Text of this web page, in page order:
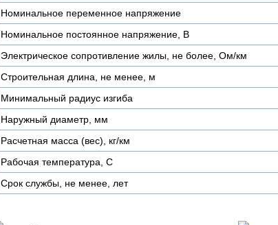
Номинальное переменное напряжение
Номинальное постоянное напряжение, В
Электрическое сопротивление жилы, не более, Ом/км
Строительная длина, не менее, м
Минимальный радиус изгиба
Наружный диаметр, мм
Расчетная масса (вес), кг/км
Рабочая температура, C
Срок службы, не менее, лет